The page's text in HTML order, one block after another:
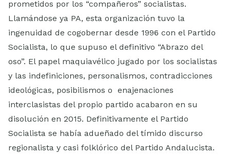
prometidos por los “compañeros” socialistas.
Llamándose ya PA, esta organización tuvo la
ingenuidad de cogobernar desde 1996 con el Partido
Socialista, lo que supuso el definitivo “Abrazo del
oso”. El papel maquiavélico jugado por los socialistas
y las indefiniciones, personalismos, contradicciones
ideológicas, posibilismos o enajenaciones
interclasistas del propio partido acabaron en su
disolución en 2015. Definitivamente el Partido
Socialista se había adueñado del tímido discurso
regionalista y casi folklórico del Partido Andalucista.